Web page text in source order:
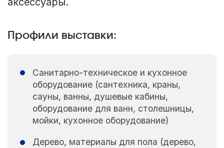
Профили выставки:
Санитарно-техническое и кухонное
оборудование (сантехника, краны,
сауны, ванны, душевые кабины,
оборудование для ванн, столешницы,
мойки, кухонное оборудование)
Дерево, материалы для пола (дерево,